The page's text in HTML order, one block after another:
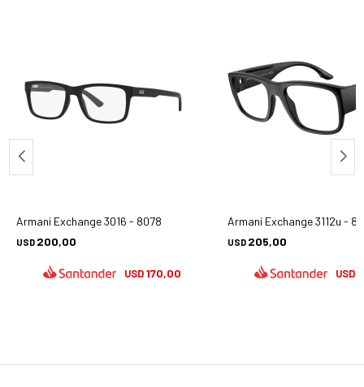
Armani Exchange 3016 - 8078
USD 200,00
USD 170,00
Armani Exchange 3112u -
USD 205,00
USD